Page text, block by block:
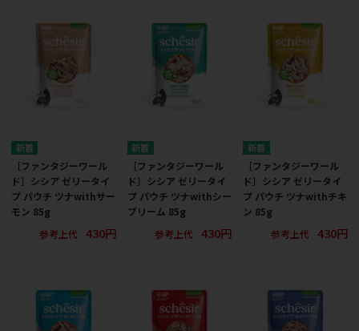
［ファンタジーワール
ド］シシア ゼリータイ
プ パウチ ツナwithサー
モン 85g
参考上代
430円
［ファンタジーワール
ド］シシア ゼリータイ
プ パウチ ツナwithシー
ブリーム 85g
参考上代
430円
［ファンタジーワール
ド］シシア ゼリータイ
プ パウチ ツナwithチキ
ン 85g
参考上代
430円